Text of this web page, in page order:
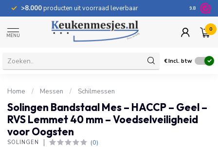
>8.000producten uit voorraad leverbaar 100
9.8
MENU
0
€Incl. btw
Home / Messen / Schilmessen
Solingen Bandstaal Mes – HACCP – Geel –
RVS Lemmet 40 mm – Voedselveiligheid
voor Oogsten
SOLINGEN (0)